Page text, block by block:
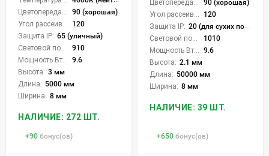
90 (хорошая)
120
Защита IP: 65 (уличный)
910
9.6
Высота: 3 мм
Длина: 5000 мм
Ширина: 8 мм
НАЛИЧИЕ: 272 ШТ.
+90 бонус(ов)
90 (хорошая)
120
Защита IP: 20 (для сухих пом.)
1010
9.6
Высота: 2.1 мм
Длина: 50000 мм
Ширина: 8 мм
НАЛИЧИЕ: 39 ШТ.
+650 бонус(ов)